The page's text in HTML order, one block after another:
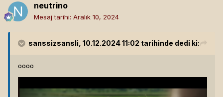
neutrino
Mesaj tarihi: Aralık 10, 2024
sanssizsansli , 10.12.2024 11:02 tarihinde dedi ki:
oooo